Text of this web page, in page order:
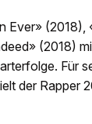
Ever» (2018),
(2018)
Für
der Rapper